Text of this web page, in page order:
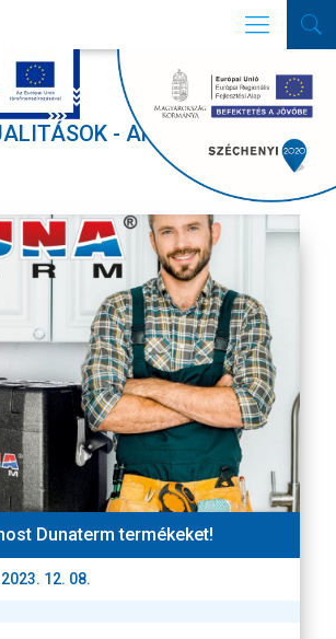
- AKCIÓK
Dunaterm termékeket!
12. 08.